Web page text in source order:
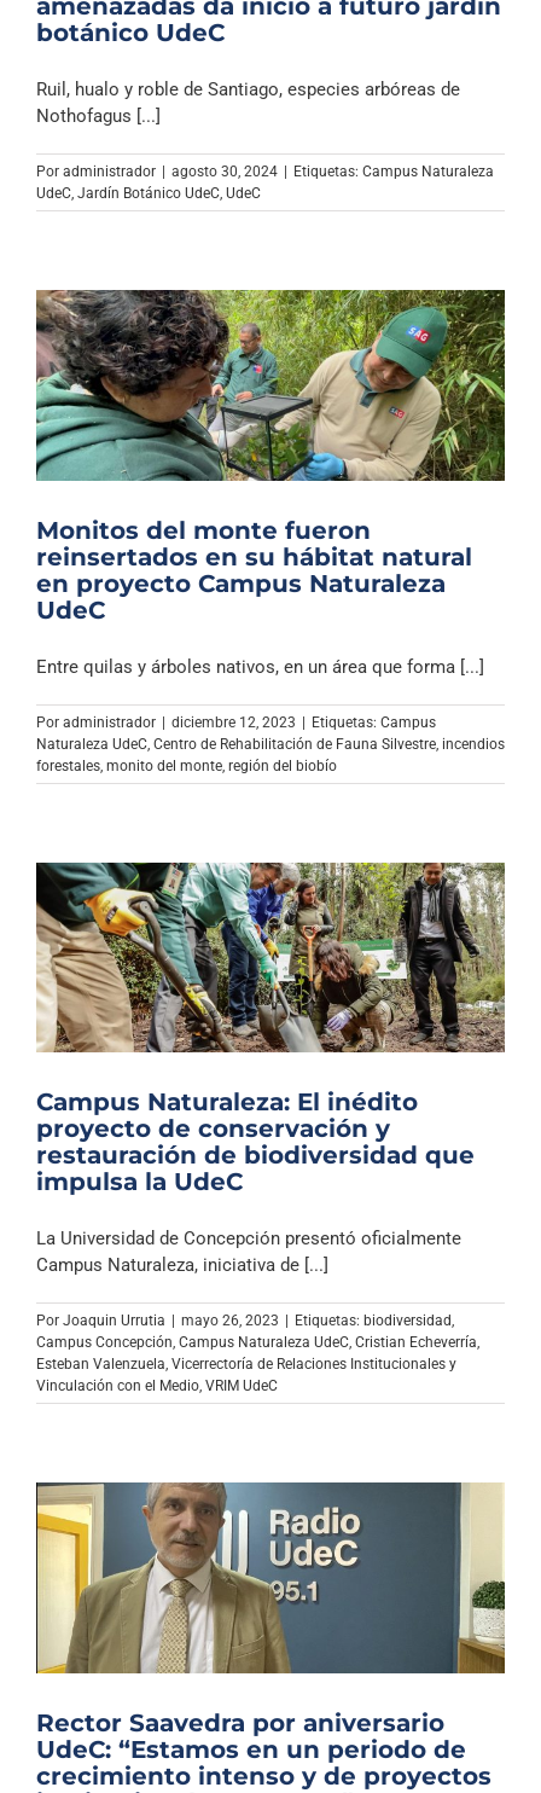
amenazadas da inicio a futuro jardín
botánico UdeC
Ruil, hualo y roble de Santiago, especies arbóreas de
Nothofagus [...]
Por administrador | agosto 30, 2024 | Etiquetas: Campus Naturaleza
UdeC, Jardín Botánico UdeC, UdeC
Monitos del monte fueron
reinsertados en su hábitat natural
en proyecto Campus Naturaleza
UdeC
Entre quilas y árboles nativos, en un área que forma [...]
Por administrador | diciembre 12, 2023 | Etiquetas: Campus
Naturaleza UdeC Centro de Rehabilitación de Fauna Silvestre incendios
forestales monito del monte región del biobío
Campus Naturaleza: El inédito
proyecto de conservación y
restauración de biodiversidad que
impulsa la UdeC
La Universidad de Concepción presentó oficialmente
Campus Naturaleza, iniciativa de [...]
Por Joaquin Urrutia mayo 26, 2023 Etiquetas: biodiversidad,
Campus Concepción, Campus Naturaleza UdeC, Cristian Echeverría,
Esteban Valenzuela, Vicerrectoría de Relaciones Institucionales y
Vinculación con el Medio, VRIM UdeC
Rector Saavedra por aniversario
UdeC: “Estamos en un periodo de
crecimiento intenso y de proyectos